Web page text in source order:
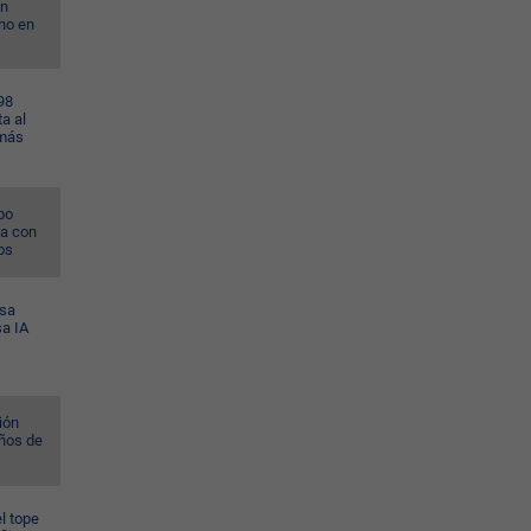
en
al
con
IA
de
tope